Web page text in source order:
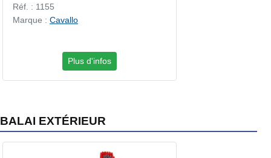
Réf. : 1155
Marque : Cavallo
Plus d'infos
BALAI EXTÉRIEUR